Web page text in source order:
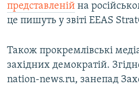
представленій на
це пишуть у звіті EEAS
Також прокремлівські
західних демократій.
nation-news.ru, занепад